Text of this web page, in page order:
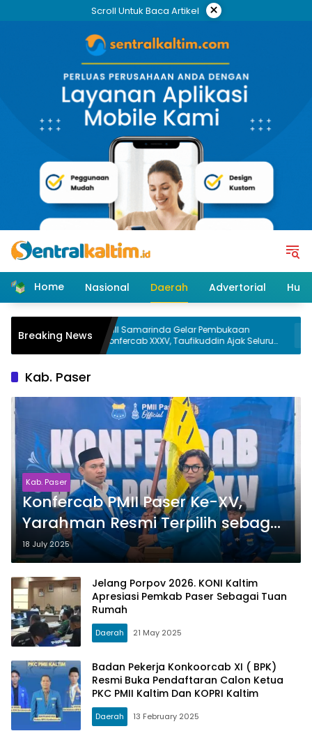
Scroll Untuk Baca Artikel ×
Home Nasional Daerah Advertorial
Breaking News
PMII Samarinda Gelar Pembukaan
Konfercab XXXV, Taufikuddin Ajak Seluruh
Kader Perkuat Persatuan
Perumdam
Kab. Paser
Kab. Paser
Konfercab PMII Paser Ke-XV,
Yarahman Resmi Terpilih sebagai
Ketua Cabang PMII Paser Periode
2025–2026
18 July 2025
Jelang Porpov 2026. KONI Kaltim
Apresiasi Pemkab Paser Sebagai Tuan
Rumah
Daerah 21 May 2025
Badan Pekerja Konkoorcab XI ( BPK)
Resmi Buka Pendaftaran Calon Ketua
PKC PMII Kaltim Dan KOPRI Kaltim
Daerah 13 February 2025